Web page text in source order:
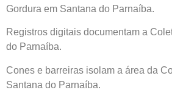
Gordura em Santana do Parnaíba.
Registros digitais documentam a
do Parnaíba.
Cones e barreiras isolam a área da
Santana do Parnaíba.